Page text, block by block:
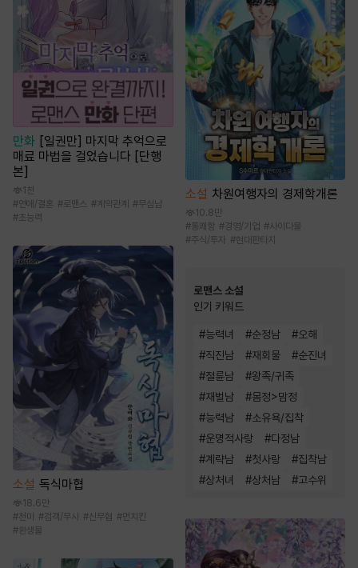
만화
[일권만] 마지막 추억으로
매료 마법을 걸었습니다 [단행
본]
1천
#연애/결혼 #로맨스 # 계약관계 #무심남
#초능력
소설 독식마협
18.6만
#천마 #검객/무사 #신무협 #먼치킨
# 환생물
소설 차원여행자의 경제학개론
10.8만
#통쾌함 #경영/기업 #사이다물
#주식/투자 #현대판타지
로맨스 소설
인기 키워드
#능력녀 #순정남 #오해
#직진남 #재회물 #순진녀
#절륜남 #왕족/귀족
#재벌남 #몸정>맘정
#능력남 #소유욕/집착
#운명적사랑 #다정남
#계략남 #첫사랑 #집착남
#상처녀 #상처남 #고수위